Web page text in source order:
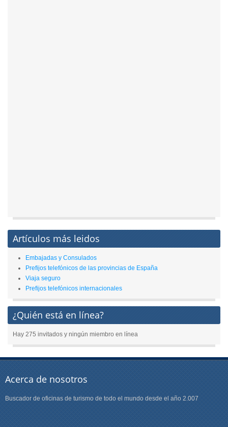
Artículos más leidos
Embajadas y Consulados
Prefijos telefónicos de las provincias de España
Viaja seguro
Prefijos telefónicos internacionales
¿Quién está en línea?
Hay 275 invitados y ningún miembro en línea
Acerca de nosotros
Buscador de oficinas de turismo de todo el mundo desde el año 2.007